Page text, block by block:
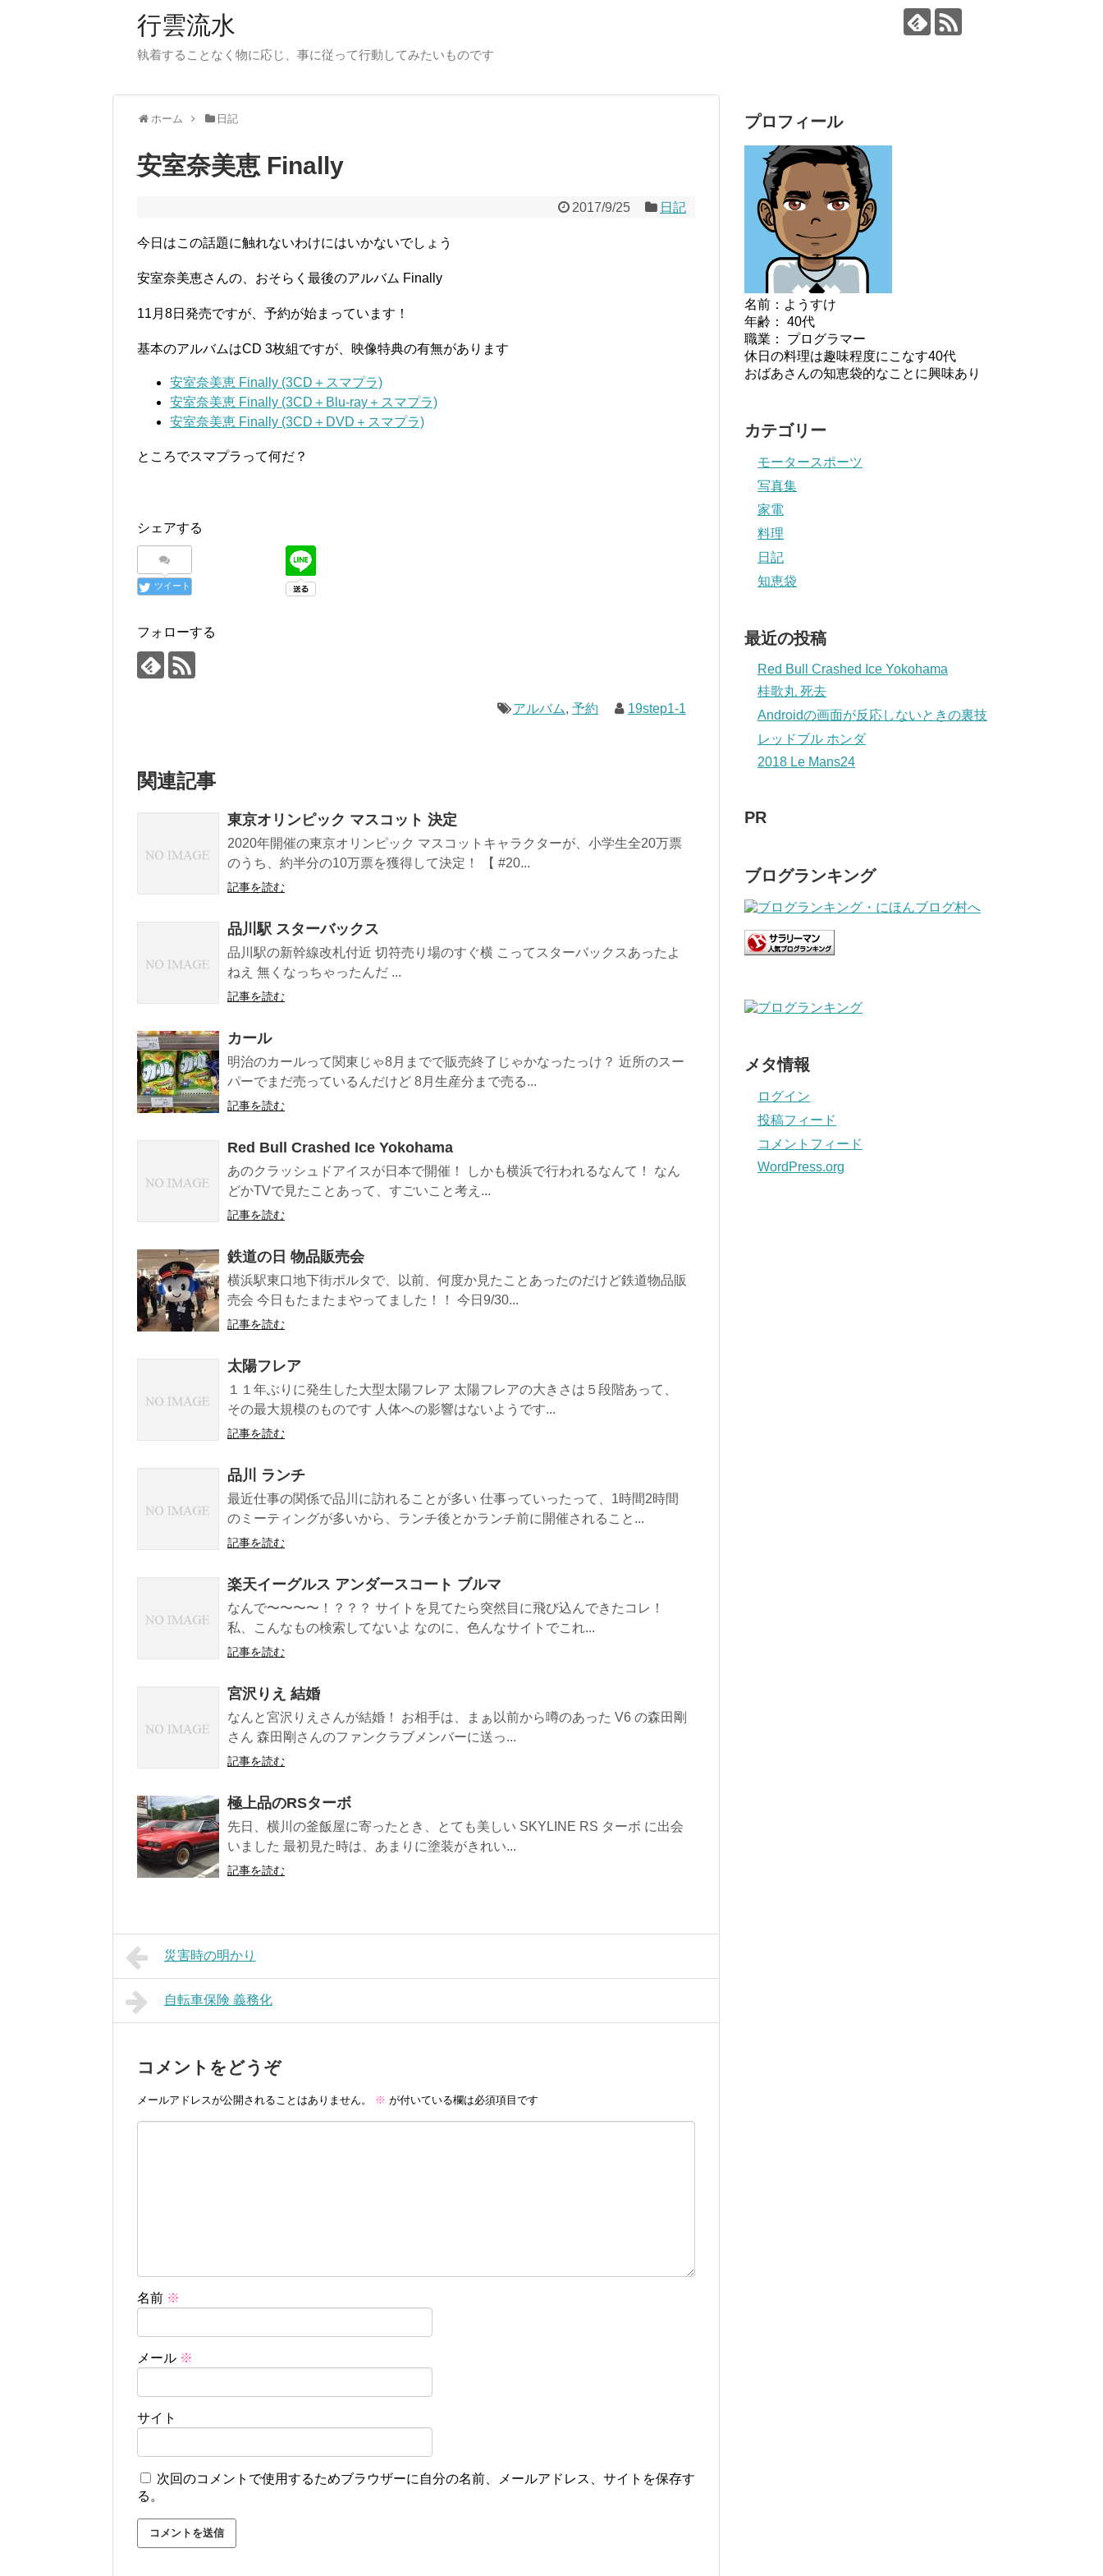
行雲流水
執着することなく物に応じ、事に従って行動してみたいものです
ホーム 日記
安室奈美恵 Finally
2017/9/25 日記
今日はこの話題に触れないわけにはいかないでしょう
安室奈美恵さんの、おそらく最後のアルバム Finally
11月8日発売ですが、予約が始まっています！
基本のアルバムはCD 3枚組ですが、映像特典の有無があります
安室奈美恵 Finally (3CD＋スマプラ)
安室奈美恵 Finally (3CD＋Blu-ray＋スマプラ)
安室奈美恵 Finally (3CD＋DVD＋スマプラ)
ところでスマプラって何だ？
シェアする
ツイート
フォローする
アルバム,予約 19step1-1
関連記事
東京オリンピック マスコット 決定
2020年開催の東京オリンピック マスコットキャラクターが、小学生全20万票
のうち、約半分の10万票を獲得して決定！ 【 #20...
記事を読む
品川駅 スターバックス
品川駅の新幹線改札付近 切符売り場のすぐ横 こってスターバックスあったよ
ねえ 無くなっちゃったんだ ...
記事を読む
カール
明治のカールって関東じゃ8月までで販売終了じゃかなったっけ？ 近所のスー
パーでまだ売っているんだけど 8月生産分まで売る...
記事を読む
Red Bull Crashed Ice Yokohama
あのクラッシュドアイスが日本で開催！ しかも横浜で行われるなんて！ なん
どかTVで見たことあって、すごいこと考え...
記事を読む
鉄道の日 物品販売会
横浜駅東口地下街ポルタで、以前、何度か見たことあったのだけど鉄道物品販
売会 今日もたまたまやってました！！ 今日9/30...
記事を読む
太陽フレア
１１年ぶりに発生した大型太陽フレア 太陽フレアの大きさは５段階あって、
その最大規模のものです 人体への影響はないようです...
記事を読む
品川 ランチ
最近仕事の関係で品川に訪れることが多い 仕事っていったって、1時間2時間
のミーティングが多いから、ランチ後とかランチ前に開催されること...
記事を読む
楽天イーグルス アンダースコート ブルマ
なんで〜〜〜〜！？？？ サイトを見てたら突然目に飛び込んできたコレ！
私、こんなもの検索してないよ なのに、色んなサイトでこれ...
記事を読む
宮沢りえ 結婚
なんと宮沢りえさんが結婚！ お相手は、まぁ以前から噂のあった V6 の森田剛
さん 森田剛さんのファンクラブメンバーに送っ...
記事を読む
極上品のRSターボ
先日、横川の釜飯屋に寄ったとき、とても美しい SKYLINE RS ターボ に出会
いました 最初見た時は、あまりに塗装がきれい...
記事を読む
災害時の明かり
自転車保険 義務化
コメントをどうぞ
メールアドレスが公開されることはありません。 ※ が付いている欄は必須項目です
名前 ※
メール ※
サイト
次回のコメントで使用するためブラウザーに自分の名前、メールアドレス、サイトを保存す
る。
プロフィール
名前：ようすけ
年齢： 40代
職業： プログラマー
休日の料理は趣味程度にこなす40代
おばあさんの知恵袋的なことに興味あり
カテゴリー
モータースポーツ
写真集
家電
料理
日記
知恵袋
最近の投稿
Red Bull Crashed Ice Yokohama
桂歌丸 死去
Androidの画面が反応しないときの裏技
レッドブル ホンダ
2018 Le Mans24
PR
ブログランキング
メタ情報
ログイン
投稿フィード
コメントフィード
WordPress.org